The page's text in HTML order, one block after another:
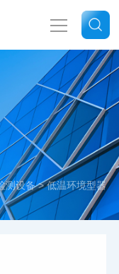
测设备> 低温环境型器